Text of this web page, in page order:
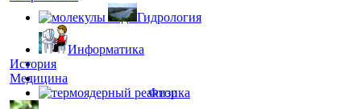
Гидрология
Информатика
История
Медицина
Физика